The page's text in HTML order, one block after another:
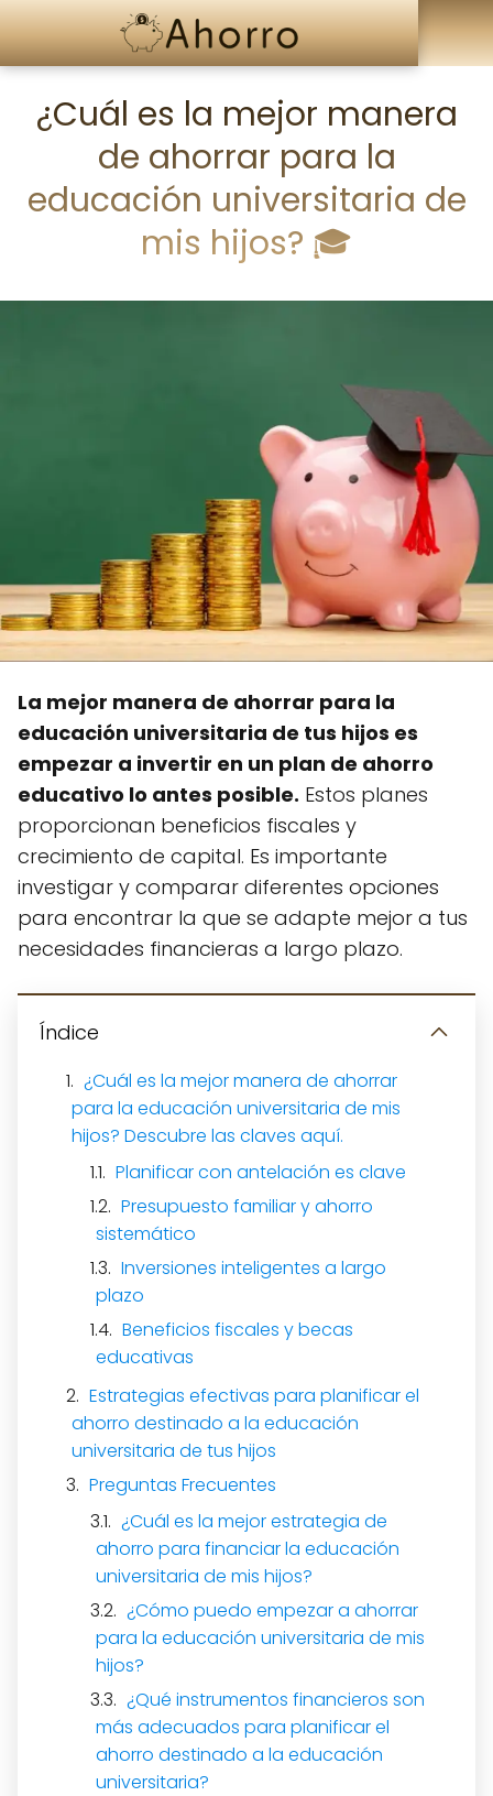
¿Cuál es la mejor manera
de ahorrar para la
educación universitaria de
mis hijos? 🎓
La mejor manera de ahorrar para la
educación universitaria de tus hijos es
empezar a invertir en un plan de ahorro
educativo lo antes posible. Estos planes
proporcionan beneficios fiscales y
crecimiento de capital. Es importante
investigar y comparar diferentes opciones
para encontrar la que se adapte mejor a tus
necesidades financieras a largo plazo.
Índice
¿Cuál es la mejor manera de ahorrar
para la educación universitaria de mis
hijos? Descubre las claves aquí.
Planificar con antelación es clave
Presupuesto familiar y ahorro
sistemático
Inversiones inteligentes a largo
plazo
Beneficios fiscales y becas
educativas
Estrategias efectivas para planificar el
ahorro destinado a la educación
universitaria de tus hijos
Preguntas Frecuentes
¿Cuál es la mejor estrategia de
ahorro para financiar la educación
universitaria de mis hijos?
¿Cómo puedo empezar a ahorrar
para la educación universitaria de mis
hijos?
¿Qué instrumentos financieros son
más adecuados para planificar el
ahorro destinado a la educación
universitaria?